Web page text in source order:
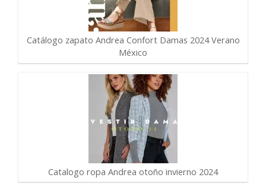
Catálogo zapato Andrea Confort Damas 2024 Verano
México
Catalogo ropa Andrea otoño invierno 2024